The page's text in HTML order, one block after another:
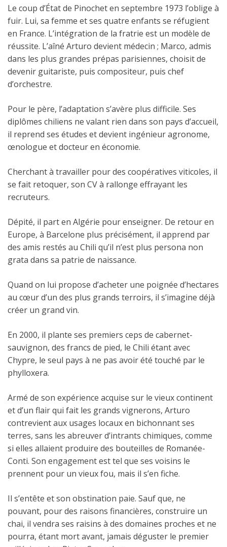
Le coup d’État de Pinochet en septembre 1973 l’oblige à
fuir. Lui, sa femme et ses quatre enfants se réfugient
en France. L’intégration de la fratrie est un modèle de
réussite. L’aîné Arturo devient médecin ; Marco, admis
dans les plus grandes prépas parisiennes, choisit de
devenir guitariste, puis compositeur, puis chef
d’orchestre.
Pour le père, l’adaptation s’avère plus difficile. Ses
diplômes chiliens ne valant rien dans son pays d’accueil,
il reprend ses études et devient ingénieur agronome,
œnologue et docteur en économie.
Cherchant à travailler pour des coopératives viticoles, il
se fait retoquer, son CV à rallonge effrayant les
recruteurs.
Dépité, il part en Algérie pour enseigner. De retour en
Europe, à Barcelone plus précisément, il apprend par
des amis restés au Chili qu’il n’est plus persona non
grata dans sa patrie de naissance.
Quand on lui propose d’acheter une poignée d’hectares
au cœur d’un des plus grands terroirs, il s’imagine déjà
créer un grand vin.
En 2000, il plante ses premiers ceps de cabernet-
sauvignon, des francs de pied, le Chili étant avec
Chypre, le seul pays à ne pas avoir été touché par le
phylloxera.
Armé de son expérience acquise sur le vieux continent
et d’un flair qui fait les grands vignerons, Arturo
contrevient aux usages locaux en bichonnant ses
terres, sans les abreuver d’intrants chimiques, comme
si elles allaient produire des bouteilles de Romanée-
Conti. Son engagement est tel que ses voisins le
prennent pour un vieux fou, mais il s’en fiche.
Il s’entête et son obstination paie. Sauf que, ne
pouvant, pour des raisons financières, construire un
chai, il vendra ses raisins à des domaines proches et ne
pourra, étant mort avant, jamais déguster le premier